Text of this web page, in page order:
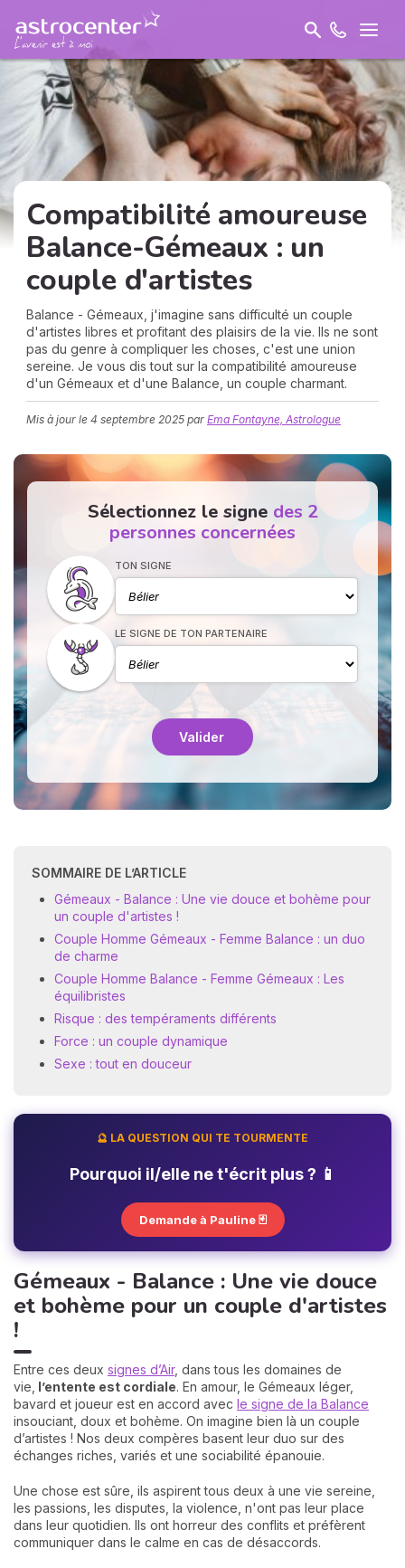
Compatibilité amoureuse
Balance-Gémeaux : un
couple d'artistes
Balance - Gémeaux, j'imagine sans difficulté un couple
d'artistes libres et profitant des plaisirs de la vie. Ils ne sont
pas du genre à compliquer les choses, c'est une union
sereine. Je vous dis tout sur la compatibilité amoureuse
d'un Gémeaux et d'une Balance, un couple charmant.
Mis à jour le 4 septembre 2025 par Ema Fontayne, Astrologue
Sélectionnez le signe des 2
personnes concernées
TON SIGNE
LE SIGNE DE TON PARTENAIRE
Valider
SOMMAIRE DE L’ARTICLE
Gémeaux - Balance : Une vie douce et bohème pour
un couple d'artistes !
Couple Homme Gémeaux - Femme Balance : un duo
de charme
Couple Homme Balance - Femme Gémeaux : Les
équilibristes
Risque : des tempéraments différents
Force : un couple dynamique
Sexe : tout en douceur
🔮 LA QUESTION QUI TE TOURMENTE
Pourquoi il/elle ne t'écrit plus ? 📱
Demande à Pauline 🃏
Gémeaux - Balance : Une vie douce
et bohème pour un couple d'artistes
!
Entre ces deux signes d’Air, dans tous les domaines de
vie, l’entente est cordiale. En amour, le Gémeaux léger,
bavard et joueur est en accord avec le signe de la Balance
insouciant, doux et bohème. On imagine bien là un couple
d’artistes ! Nos deux compères basent leur duo sur des
échanges riches, variés et une sociabilité épanouie.
Une chose est sûre, ils aspirent tous deux à une vie sereine,
les passions, les disputes, la violence, n'ont pas leur place
dans leur quotidien. Ils ont horreur des conflits et préfèrent
communiquer dans le calme en cas de désaccords.